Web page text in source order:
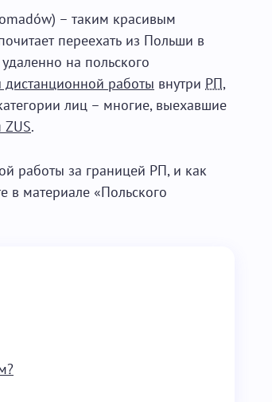
– таким красивым
переехать из Польши в
на польского
работы внутри РП,
лиц – многие, выехавшие
ZUS.
работы за границей РП, и как
в материале «Польского